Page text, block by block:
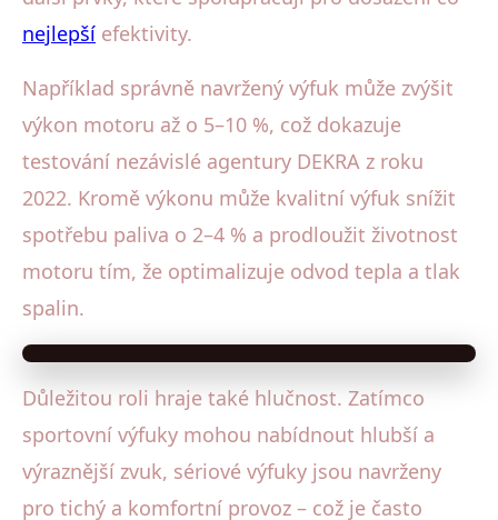
nejlepší efektivity.
Například správně navržený výfuk může zvýšit
výkon motoru až o 5–10 %, což dokazuje
testování nezávislé agentury DEKRA z roku
2022. Kromě výkonu může kvalitní výfuk snížit
spotřebu paliva o 2–4 % a prodloužit životnost
motoru tím, že optimalizuje odvod tepla a tlak
spalin.
Důležitou roli hraje také hlučnost. Zatímco
sportovní výfuky mohou nabídnout hlubší a
výraznější zvuk, sériové výfuky jsou navrženy
pro tichý a komfortní provoz – což je často